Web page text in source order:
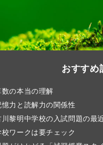
おすすめ
数の本当の理解
憶力と読解力の関係性
川黎明中学校の入試問題の最
校ワークは要チェック